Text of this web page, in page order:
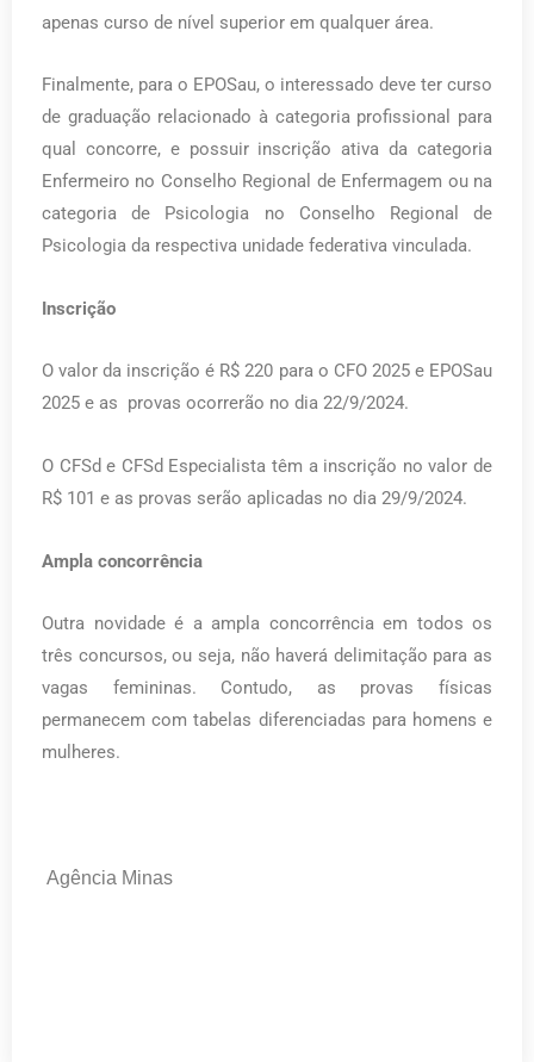
apenas curso de nível superior em qualquer área.
Finalmente, para o EPOSau, o interessado deve ter curso
de graduação relacionado à categoria profissional para
qual concorre, e possuir inscrição ativa da categoria
Enfermeiro no Conselho Regional de Enfermagem ou na
categoria de Psicologia no Conselho Regional de
Psicologia da respectiva unidade federativa vinculada.
Inscrição
O valor da inscrição é R$ 220 para o CFO 2025 e EPOSau
2025 e as provas ocorrerão no dia 22/9/2024.
O CFSd e CFSd Especialista têm a inscrição no valor de
R$ 101 e as provas serão aplicadas no dia 29/9/2024.
Ampla concorrência
Outra novidade é a ampla concorrência em todos os
três concursos, ou seja, não haverá delimitação para as
vagas femininas. Contudo, as provas físicas
permanecem com tabelas diferenciadas para homens e
mulheres.
Agência Minas